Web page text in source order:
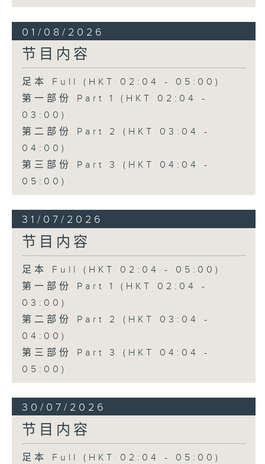
01/08/2026
节目内容
足本 Full (HKT 02:04 - 05:00)
第一部份 Part 1 (HKT 02:04 -
03:00)
第二部份 Part 2 (HKT 03:04 -
04:00)
第三部份 Part 3 (HKT 04:04 -
05:00)
31/07/2026
节目内容
足本 Full (HKT 02:04 - 05:00)
第一部份 Part 1 (HKT 02:04 -
03:00)
第二部份 Part 2 (HKT 03:04 -
04:00)
第三部份 Part 3 (HKT 04:04 -
05:00)
30/07/2026
节目内容
足本 Full (HKT 02:04 - 05:00)